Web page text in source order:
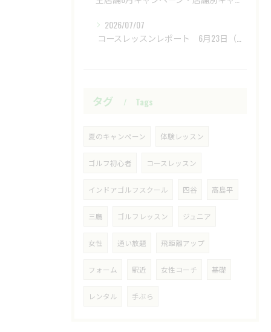
2026/07/07
タグ Tags
夏のキャンペーン 体験レッスン
ゴルフ初心者 コースレッスン
インドアゴルフスクール 四谷 高島平
三鷹 ゴルフレッスン ジュニア
女性 通い放題 飛距離アップ
フォーム 駅近 女性コーチ 基礎
レンタル 手ぶら